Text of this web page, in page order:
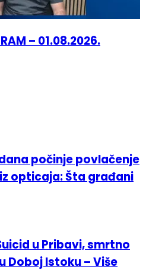
– 01.08.2026.
počinje povlačenje
opticaja: Šta građani
u Pribavi, smrtno
Doboj Istoku – Više
u 3 saobraćajne